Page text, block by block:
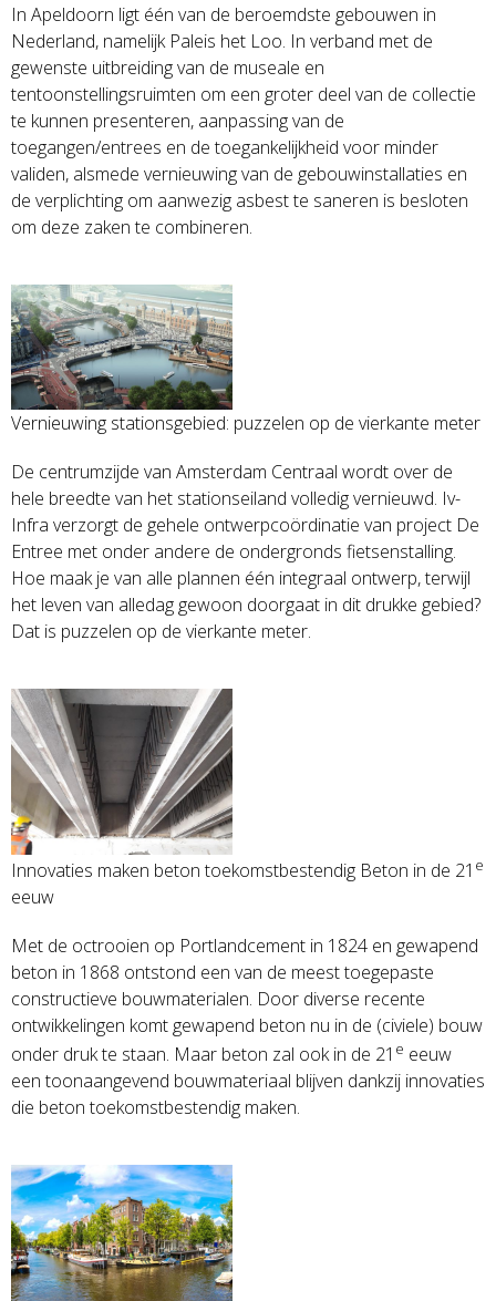
In Apeldoorn ligt één van de beroemdste gebouwen in
Nederland, namelijk Paleis het Loo. In verband met de
gewenste uitbreiding van de museale en
tentoonstellingsruimten om een groter deel van de collectie
te kunnen presenteren, aanpassing van de
toegangen/entrees en de toegankelijkheid voor minder
validen, alsmede vernieuwing van de gebouwinstallaties en
de verplichting om aanwezig asbest te saneren is besloten
om deze zaken te combineren.
Vernieuwing stationsgebied: puzzelen op de vierkante meter
De centrumzijde van Amsterdam Centraal wordt over de
hele breedte van het stationseiland volledig vernieuwd. Iv-
Infra verzorgt de gehele ontwerpcoördinatie van project De
Entree met onder andere de ondergronds fietsenstalling.
Hoe maak je van alle plannen één integraal ontwerp, terwijl
het leven van alledag gewoon doorgaat in dit drukke gebied?
Dat is puzzelen op de vierkante meter.
Innovaties maken beton toekomstbestendig Beton in de 21 e
eeuw
Met de octrooien op Portlandcement in 1824 en gewapend
beton in 1868 ontstond een van de meest toegepaste
constructieve bouwmaterialen. Door diverse recente
ontwikkelingen komt gewapend beton nu in de (civiele) bouw
onder druk te staan. Maar beton zal ook in de 21 e eeuw
een toonaangevend bouwmateriaal blijven dankzij innovaties
die beton toekomstbestendig maken.